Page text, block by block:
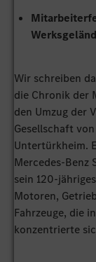
Wir schreiben
die Chronik der
den Umzug der
Gesellschaft
Untertürkheim.
Mercedes-Benz
sein 120-
Motoren,
Fahrzeuge, die
konzentrierte